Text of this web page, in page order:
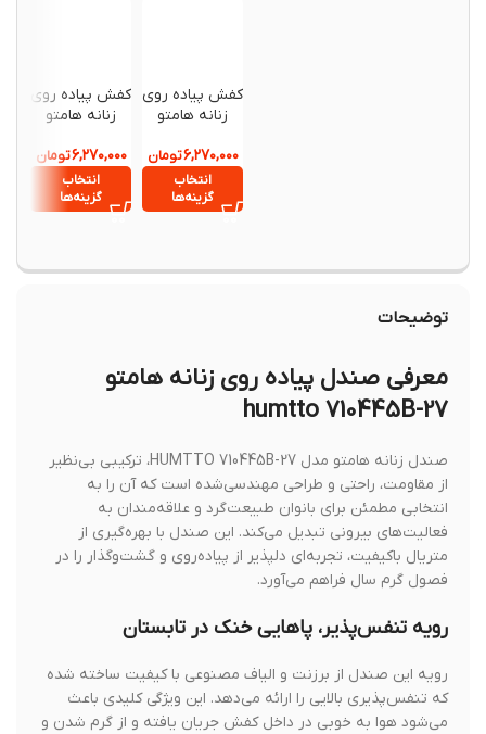
کفش پیاده روی
زنانه هامتو
370903B-5
۶,۲۷۰,۰۰۰تومان
انتخاب
گزینه‌ها
کفش پیاده روی
زنانه هامتو
370903B-1
۶,۲۷۰,۰۰۰تومان
انتخاب
گزینه‌ها
کفش
توضیحات
معرفی صندل پیاده روی زنانه هامتو
humtto 710445B-27
صندل زنانه هامتو مدل HUMTTO 710445B-27، ترکیبی بی‌نظیر
از مقاومت، راحتی و طراحی مهندسی‌شده است که آن را به
انتخابی مطمئن برای بانوان طبیعت‌گرد و علاقه‌مندان به
فعالیت‌های بیرونی تبدیل می‌کند. این صندل با بهره‌گیری از
متریال باکیفیت، تجربه‌ای دلپذیر از پیاده‌روی و گشت‌وگذار را در
فصول گرم سال فراهم می‌آورد.
رویه تنفس‌پذیر، پاهایی خنک در تابستان
رویه این صندل از برزنت و الیاف مصنوعی با کیفیت ساخته شده
که تنفس‌پذیری بالایی را ارائه می‌دهد. این ویژگی کلیدی باعث
می‌شود هوا به خوبی در داخل کفش جریان یافته و از گرم شدن و